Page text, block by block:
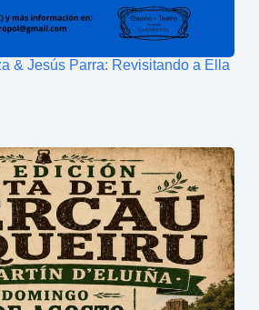
& Jesús Parra: Revisitando a Ella